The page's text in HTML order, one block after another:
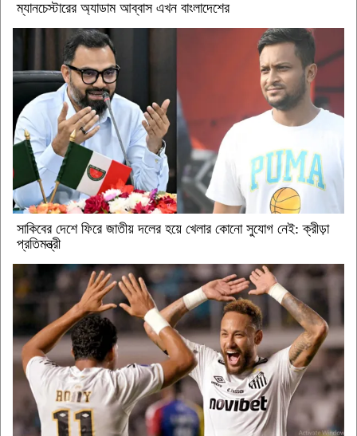
ম্যানচেস্টারের অ্যাডাম আব্বাস এখন বাংলাদেশের
সাকিবের দেশে ফিরে জাতীয় দলের হয়ে খেলার কোনো সুযোগ নেই: ক্রীড়া
প্রতিমন্ত্রী